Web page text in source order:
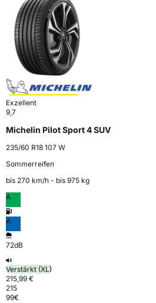
Exzellent
9,7
Michelin Pilot Sport 4 SUV
235/60 R18 107 W
Sommerreifen
bis 270 km⁠/⁠h - bis 975 kg
A
A
72dB
Verstärkt (XL)
215,99 €
215
99€